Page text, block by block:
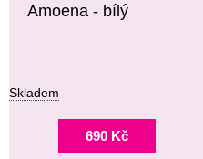
Amoena - bílý
Skladem
690 Kč